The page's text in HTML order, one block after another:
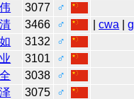
3077
♂
3466 ♂ |cwa |
3132
♂
3101
♂
3038
♂
3075
♂